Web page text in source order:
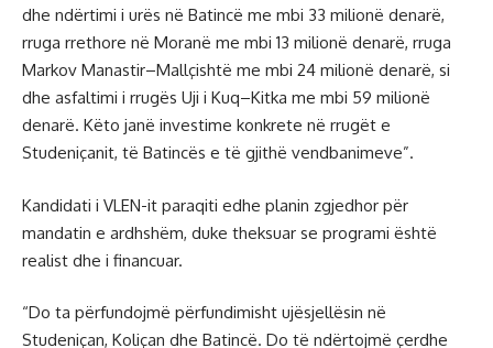
dhe ndërtimi i urës në Batincë me mbi 33 milionë denarë,
rruga rrethore në Moranë me mbi 13 milionë denarë, rruga
Markov Manastir–Mallçishtë me mbi 24 milionë denarë, si
dhe asfaltimi i rrugës Uji i Kuq–Kitka me mbi 59 milionë
denarë. Këto janë investime konkrete në rrugët e
Studeniçanit, të Batincës e të gjithë vendbanimeve”.
Kandidati i VLEN-it paraqiti edhe planin zgjedhor për
mandatin e ardhshëm, duke theksuar se programi është
realist dhe i financuar.
“Do ta përfundojmë përfundimisht ujësjellësin në
Studeniçan, Koliçan dhe Batincë. Do të ndërtojmë çerdhe